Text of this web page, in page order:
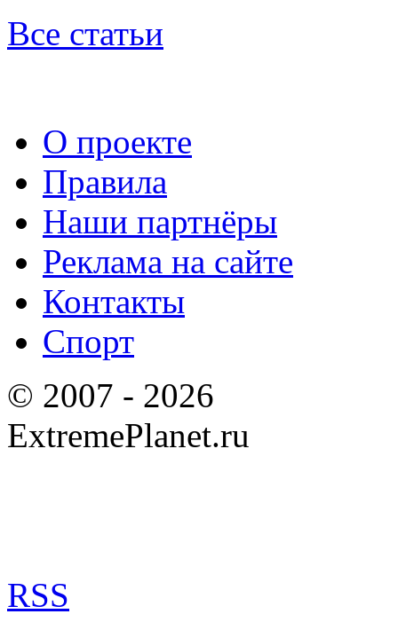
Все статьи
О проекте
Правила
Наши партнёры
Реклама на сайте
Контакты
Спорт
© 2007 - 2026
ExtremePlanet.ru
RSS